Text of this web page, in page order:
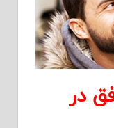
در